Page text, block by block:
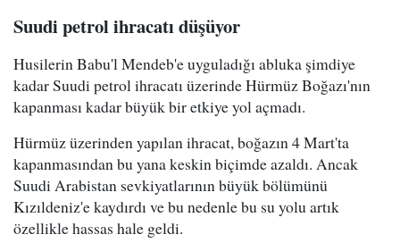
Suudi petrol ihracatı düşüyor
Husilerin Babu'l Mendeb'e uyguladığı abluka şimdiye
kadar Suudi petrol ihracatı üzerinde Hürmüz Boğazı'nın
kapanması kadar büyük bir etkiye yol açmadı.
Hürmüz üzerinden yapılan ihracat, boğazın 4 Mart'ta
kapanmasından bu yana keskin biçimde azaldı. Ancak
Suudi Arabistan sevkiyatlarının büyük bölümünü
Kızıldeniz'e kaydırdı ve bu nedenle bu su yolu artık
özellikle hassas hale geldi.